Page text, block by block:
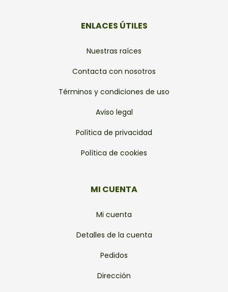
ENLACES ÚTILES
Nuestras raíces
Contacta con nosotros
Términos y condiciones de uso
Aviso legal
Política de privacidad
Política de cookies
MI CUENTA
Mi cuenta
Detalles de la cuenta
Pedidos
Dirección